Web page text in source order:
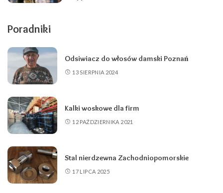
Poradniki
Odsiwiacz do włosów damski Poznań
13 SIERPNIA 2024
Kalki woskowe dla firm
12 PAŹDZIERNIKA 2021
Stal nierdzewna Zachodniopomorskie
17 LIPCA 2025